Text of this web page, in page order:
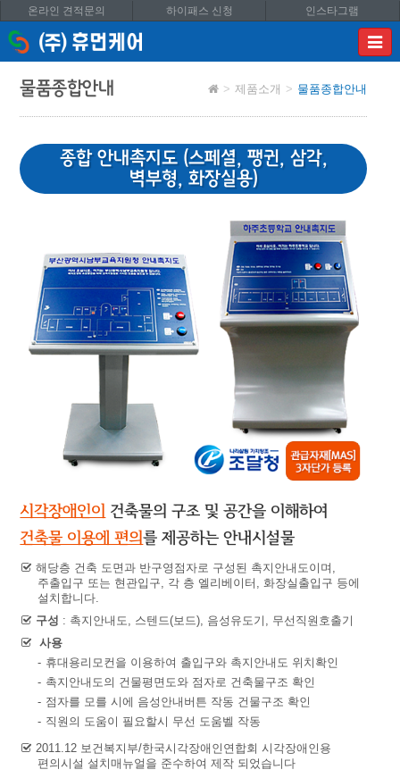
온라인 견적문의 하이패스 신청 인스타그램
이메
입력
물품종합안내 제품소개 물품종합안내
종합 안내촉지도 (스페셜, 팽귄, 삼각,
벽부형, 화장실용)
시각장애인이 건축물의 구조 및 공간을 이해하여
건축물 이용에 편의를 제공하는 안내시설물
해당층 건축 도면과 반구영점자로 구성된 촉지안내도이며,
주출입구 또는 현관입구, 각 층 엘리베이터, 화장실출입구 등에
설치합니다.
구성 : 촉지안내도, 스텐드(보드), 음성유도기, 무선직원호출기
사용
- 휴대용리모컨을 이용하여 출입구와 촉지안내도 위치확인
- 촉지안내도의 건물평면도와 점자로 건축물구조 확인
- 점자를 모를 시에 음성안내버튼 작동 건물구조 확인
- 직원의 도움이 필요할시 무선 도움벨 작동
2011.12 보건복지부/한국시각장애인연합회 시각장애인용
편의시설 설치매뉴얼을 준수하여 제작 되었습니다